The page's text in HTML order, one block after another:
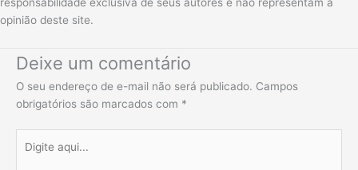
opinião deste site.
Deixe um comentário
O seu endereço de e-mail não será publicado. Campos
obrigatórios são marcados com *
aqui...